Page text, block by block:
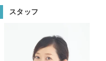
スタッフ